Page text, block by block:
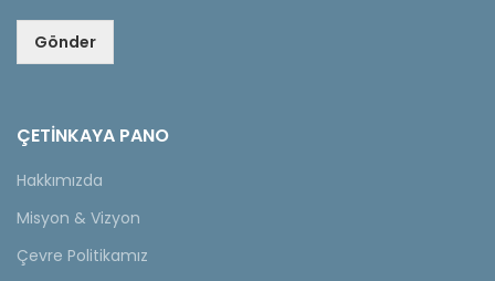
Gönder
ÇETINKAYA PANO
Hakkımızda
Misyon & Vizyon
Çevre Politikamız